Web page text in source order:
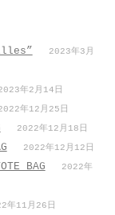
2023年3月
年2月14日
年12月25日
2022年12月18日
2022年12月12日
BAG
2022年
年11月26日